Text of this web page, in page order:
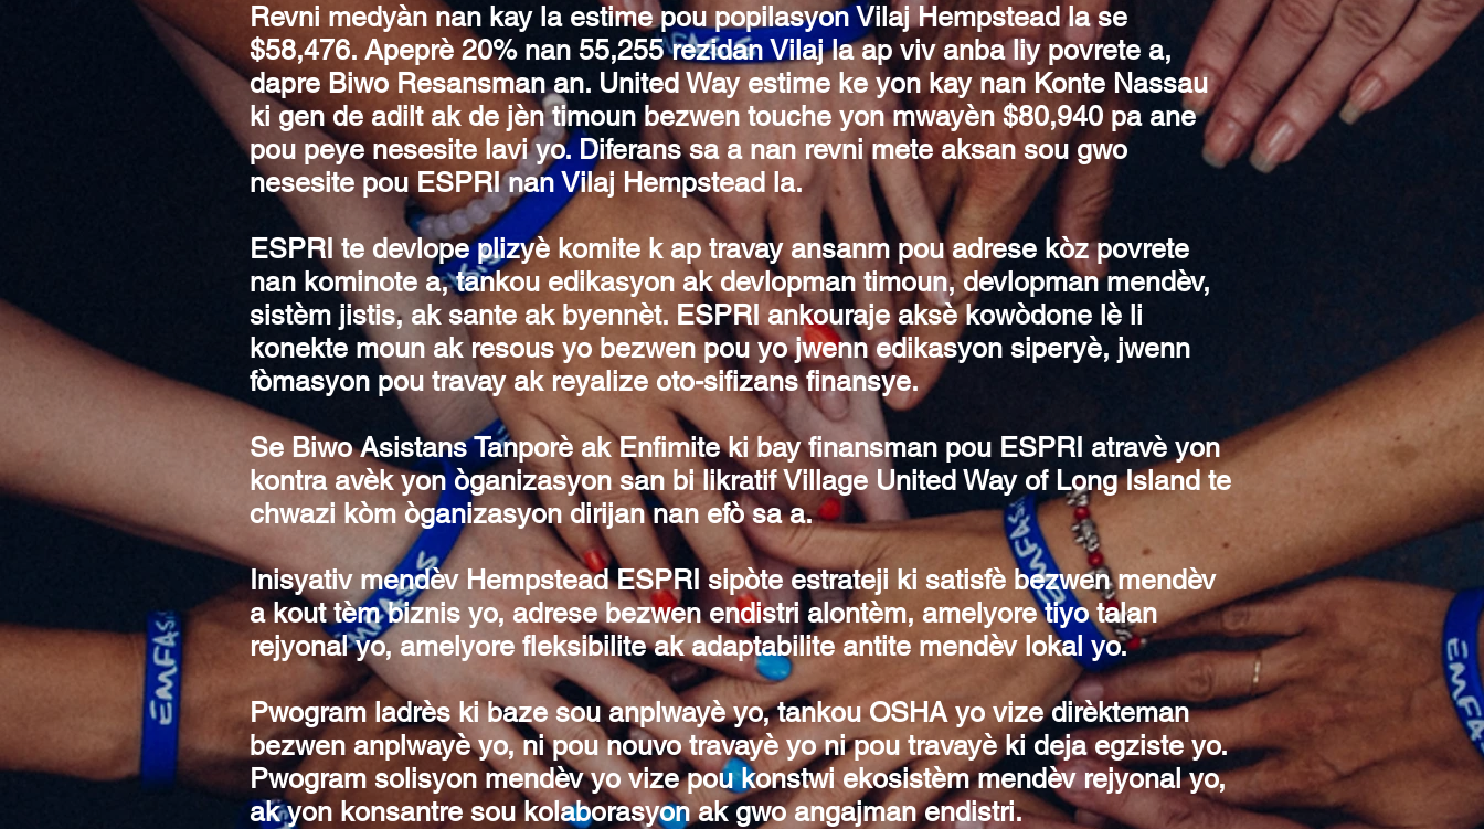
Revni medyàn nan kay la estime pou popilasyon Vilaj Hempstead la se
$58,476. Apeprè 20% nan 55,255 rezidan Vilaj la ap viv anba liy povrete a,
dapre Biwo Resansman an. United Way estime ke yon kay nan Konte Nassau
ki gen de adilt ak de jèn timoun bezwen touche yon mwayèn $80,940 pa ane
pou peye nesesite lavi yo. Diferans sa a nan revni mete aksan sou gwo
nesesite pou ESPRI nan Vilaj Hempstead la.
ESPRI te devlope plizyè komite k ap travay ansanm pou adrese kòz povrete
nan kominote a, tankou edikasyon ak devlopman timoun, devlopman mendèv,
sistèm jistis, ak sante ak byennèt. ESPRI ankouraje aksè kowòdone lè li
konekte moun ak resous yo bezwen pou yo jwenn edikasyon siperyè, jwenn
fòmasyon pou travay ak reyalize oto-sifizans finansye.
Se Biwo Asistans Tanporè ak Enfimite ki bay finansman pou ESPRI atravè yon
kontra avèk yon òganizasyon san bi likratif Village United Way of Long Island te
chwazi kòm òganizasyon dirijan nan efò sa a.
Inisyativ mendèv Hempstead ESPRI sipòte estrateji ki satisfè bezwen mendèv
a kout tèm biznis yo, adrese bezwen endistri alontèm, amelyore tiyo talan
rejyonal yo, amelyore fleksibilite ak adaptabilite antite mendèv lokal yo.
Pwogram ladrès ki baze sou anplwayè yo, tankou OSHA yo vize dirèkteman
bezwen anplwayè yo, ni pou nouvo travayè yo ni pou travayè ki deja egziste yo.
Pwogram solisyon mendèv yo vize pou konstwi ekosistèm mendèv rejyonal yo,
ak yon konsantre sou kolaborasyon ak gwo angajman endistri.